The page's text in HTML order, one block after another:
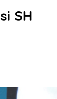
SH